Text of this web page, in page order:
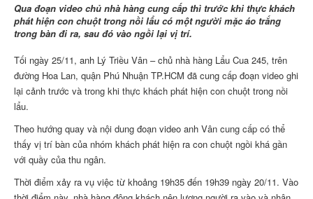
Qua đoạn video chủ nhà hàng cung cấp thì trước khi thực khách
phát hiện con chuột trong nồi lẩu có một người mặc áo trắng
trong bàn đi ra, sau đó vào ngồi lại vị trí.
Tối ngày 25/11, anh Lý Triều Vân – chủ nhà hàng Lẩu Cua 245, trên
đường Hoa Lan, quận Phú Nhuận TP.HCM đã cung cấp đoạn video ghi
lại cảnh trước và trong khi thực khách phát hiện con chuột trong nồi
lẩu.
Theo hướng quay và nội dung đoạn video anh Vân cung cấp có thể
thấy vị trí bàn của nhóm khách phát hiện ra con chuột ngồi khá gần
với quầy của thu ngân.
Thời điểm xảy ra vụ việc từ khoảng 19h35 đến 19h39 ngày 20/11. Vào